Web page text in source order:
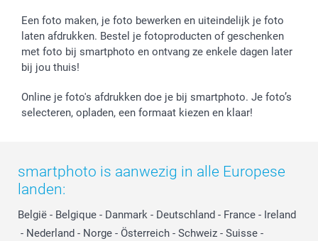
Een foto maken, je foto bewerken en uiteindelijk je foto
laten afdrukken. Bestel je fotoproducten of geschenken
met foto bij smartphoto en ontvang ze enkele dagen later
bij jou thuis!
Online je foto's afdrukken doe je bij smartphoto. Je foto’s
selecteren, opladen, een formaat kiezen en klaar!
smartphoto is aanwezig in alle Europese
landen:
België - Belgique - Danmark - Deutschland - France - Ireland
- Nederland - Norge - Österreich - Schweiz - Suisse -